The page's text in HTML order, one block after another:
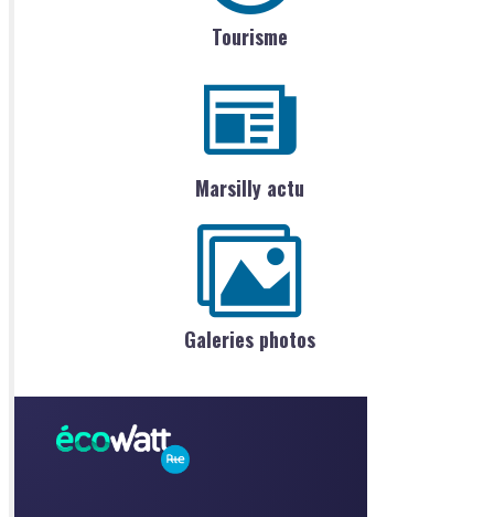
Tourisme
Marsilly actu
Galeries photos